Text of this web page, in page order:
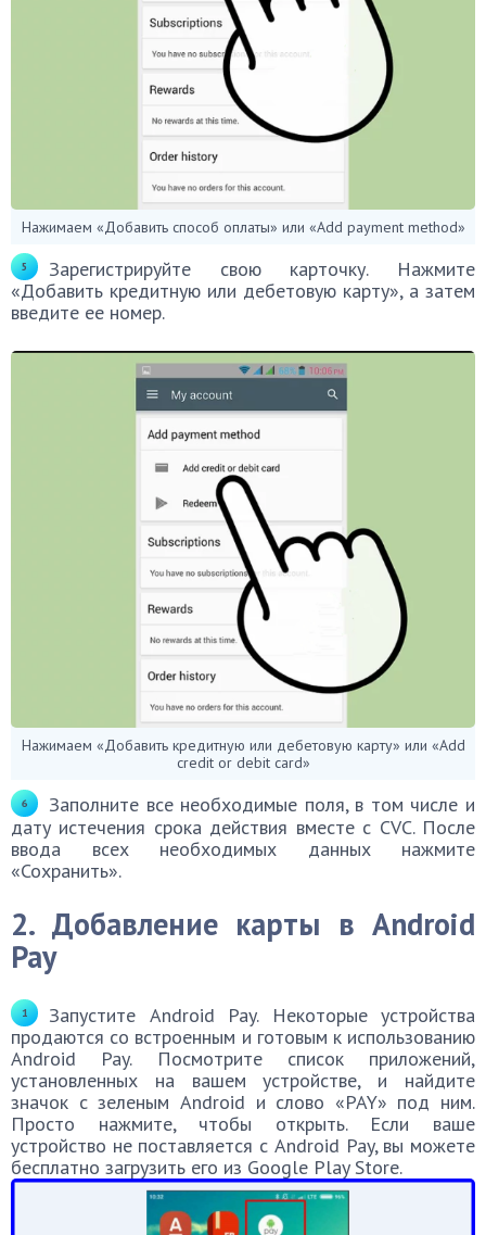
Нажимаем «Добавить способ оплаты» или «Add payment method»
Зарегистрируйте свою карточку. Нажмите
«Добавить кредитную или дебетовую карту», а затем
введите ее номер.
Нажимаем «Добавить кредитную или дебетовую карту» или «Add
credit or debit card»
Заполните все необходимые поля, в том числе и
дату истечения срока действия вместе с CVC. После
ввода всех необходимых данных нажмите
«Сохранить».
2. Добавление карты в Android
Pay
Запустите Android Pay. Некоторые устройства
продаются со встроенным и готовым к использованию
Android Pay. Посмотрите список приложений,
установленных на вашем устройстве, и найдите
значок с зеленым Android и слово «PAY» под ним.
Просто нажмите, чтобы открыть. Если ваше
устройство не поставляется с Android Pay, вы можете
бесплатно загрузить его из Google Play Store.